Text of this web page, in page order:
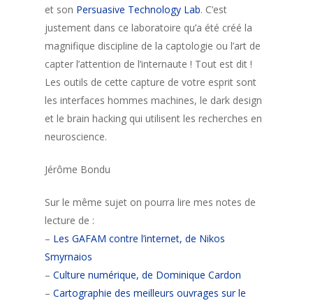
et son Persuasive Technology Lab. C’est
justement dans ce laboratoire qu’a été créé la
magnifique discipline de la captologie ou l’art de
capter l’attention de l’internaute ! Tout est dit !
Les outils de cette capture de votre esprit sont
les interfaces hommes machines, le dark design
et le brain hacking qui utilisent les recherches en
neuroscience.
Jérôme Bondu
Sur le même sujet on pourra lire mes notes de
lecture de :
– Les GAFAM contre l’internet, de Nikos
Smyrnaios
– Culture numérique, de Dominique Cardon
– Cartographie des meilleurs ouvrages sur le